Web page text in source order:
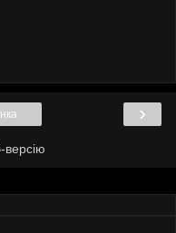
›
версію